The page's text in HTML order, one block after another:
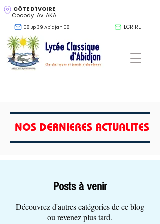
CÔTE D'IVOIRE
Cocody Av. AKA
08 Bp 39 Abidjan 08 ECRIRE
NOS DERNIERES ACTUALITES
Posts à venir
Découvrez d'autres catégories de ce blog
ou revenez plus tard.